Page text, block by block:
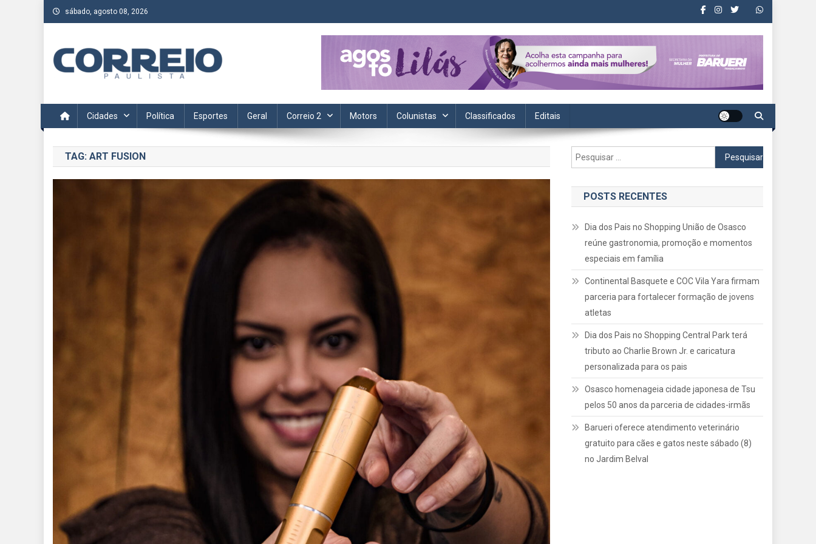
Skip
to
sábado, agosto 08, 2026
Acompanhe as últimas notícias da região no Correio Paulista. Informação, política, saúde, economia, esportes e cotidiano.
Cidades Política Esportes Geral Correio 2 Motors Colunistas Classificados Editais
TAG: ART FUSION
Pesquisar
por:
POSTS RECENTES
Dia dos Pais no Shopping União de Osasco
reúne gastronomia, promoção e momentos
especiais em família
Continental Basquete e COC Vila Yara firmam
parceria para fortalecer formação de jovens
atletas
Dia dos Pais no Shopping Central Park terá
tributo ao Charlie Brown Jr. e caricatura
personalizada para os pais
Osasco homenageia cidade japonesa de Tsu
pelos 50 anos da parceria de cidades-irmãs
Barueri oferece atendimento veterinário
gratuito para cães e gatos neste sábado (8)
no Jardim Belval